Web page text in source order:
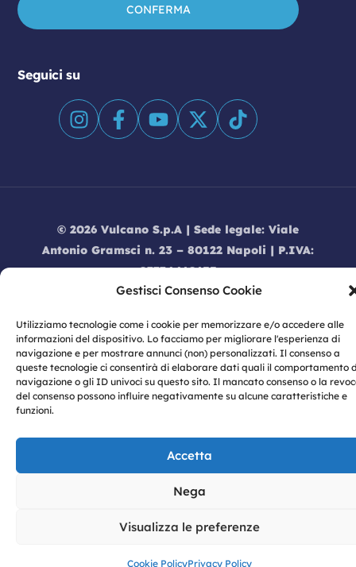
Gestisci Consenso Cookie
Utilizziamo tecnologie come i cookie per memorizzare e/o accedere alle
informazioni del dispositivo. Lo facciamo per migliorare l'esperienza di
navigazione e per mostrare annunci (non) personalizzati. Il consenso a
queste tecnologie ci consentirà di elaborare dati quali il comportamento
navigazione o gli ID univoci su questo sito. Il mancato consenso o la
del consenso possono influire negativamente su alcune caratteristiche e
funzioni.
Accetta
Nega
Visualizza le preferenze
Cookie PolicyPrivacy Policy
Seguici su
© 2026 Vulcano S.p.A | Sede legale: Viale
Antonio Gramsci n. 23 – 80122 Napoli | P.IVA:
07774460633
Privacy Policy|Cookie Policy
Organizzativo 231|Codice Etico|Informativa
GDPR |Whistleblowing